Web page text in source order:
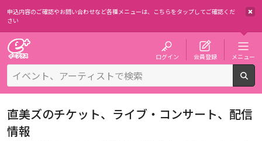
申込内容のご確認やお問い合わせなど各種メニューは、 こちらをタップしてご確認くだ
さい
ログイン 会員登録 メニュー
直美ズのチケット、ライブ・コンサート、配信
情報